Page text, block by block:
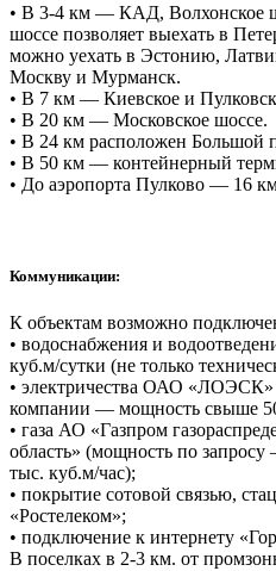
• В 3-4 км — КАД, Волхонское
шоссе позволяет выехать в
можно уехать в Эстонию,
Москву и Мурманск.
• В 7 км — Киевское и
• В 20 км — Московское шоссе.
• В 24 км расположен Большой
• В 50 км — контейнерный
• До аэропорта Пулково — 16
Коммуникации:
К объектам возможно
• водоснабжения и
куб.м/сутки (не только
• электричества ОАО «ЛОЭСК»
компании — мощность свыше
• газа АО «Газпром
область» (мощность по
тыс. куб.м/час);
• покрытие сотовой связью,
«Ростелеком»;
• подключение к интернету
В поселках в 2-3 км. от